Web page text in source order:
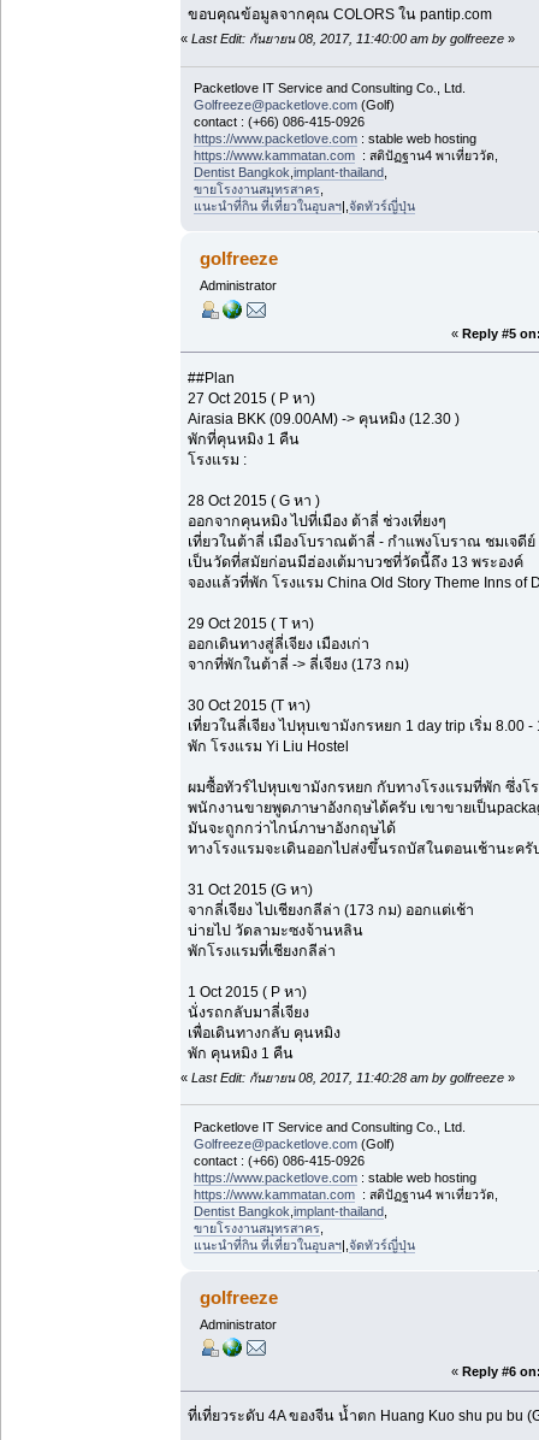
ขอบคุณข้อมูลจากคุณ​ COLORS ใน pantip.com
« Last Edit: กันยายน 08, 2017, 11:40:00 am by golfreeze »
Packetlove IT Service and Consulting Co., Ltd.
Golfreeze@packetlove.com(Golf)
contact : (+66) 086-415-0926
https://www.packetlove.com: stable web hosting
https://www.kammatan.com: สติปัฏฐาน4 พาเที่ยววัด,
Dentist Bangkok,implant-thailand,
ขายโรงงานสมุทรสาคร,
แนะนำที่กิน ที่เที่ยวในอุบลฯ|,จัดทัวร์ญี่ปุ่น
golfreeze
Administrator
« Reply #5
##Plan
27 Oct 2015 ( P หา)
Airasia BKK (09.00AM) -> คุนหมิง (12.30 )
พักที่คุนหมิง 1 คืน
โรงแรม :
28 Oct 2015 ( G หา )
ออกจากคุนหมิง ไปที่เมือง ต้าลี่ ช่วงเที่ยงๆ
เที่ยวในต้าลี่ เมืองโบราณต้าลี่ - กำแพงโบราณ ชมเจ
เป็นวัดที่สมัยก่อนมีฮ่องเต้มาบวชที่วัดนี้ถึง 13 พระองค์
จองแล้วที่พัก โรงแรม China Old Story Theme Inns of
29 Oct 2015 ( T หา)
ออกเดินทางสู่ลี่เจียง เมืองเก่า
จากที่พักในต้าลี่ -> ลี่เจียง (173 กม)
30 Oct 2015 (T หา)
เที่ยวในลี่เจียง ไปหุบเขามังกรหยก 1 day trip เริ่ม 8.00 -
พัก โรงแรม Yi Liu Hostel
ผมซื้อทัวร์ไปหุบเขามังกรหยก กับทางโรงแรมที่พัก ซึ่งโ
พนักงานขายพูดภาษาอังกฤษได้ครับ เขาขายเป็น
มันจะถูกกว่าไกน์ภาษาอังกฤษได้
ทางโรงแรมจะเดินออกไปส่งขึ้นรถบัสในตอนเช้านะครั
31 Oct 2015 (G หา)
จากลี่เจียง ไปเชียงกลีล่า (173 กม) ออกแต่เช้า
บ่ายไป วัดลามะซงจ้านหลิน
พักโรงแรมที่เชียงกลีล่า
1 Oct 2015 ( P หา)
นั่งรถกลับมาลี่เจียง
เพื่อเดินทางกลับ คุนหมิง
พัก คุนหมิง 1 คืน
« Last Edit: กันยายน 08, 2017, 11:40:28 am by golfreeze »
Packetlove IT Service and Consulting Co., Ltd.
Golfreeze@packetlove.com(Golf)
contact : (+66) 086-415-0926
https://www.packetlove.com: stable web hosting
https://www.kammatan.com: สติปัฏฐาน4 พาเที่ยววัด,
Dentist Bangkok implant-thailand,
ขายโรงงานสมุทรสาคร,
แนะนำที่กิน ที่เที่ยวในอุบลฯ|, จัดทัวร์ญี่ปุ่น
golfreeze
Administrator
« Reply #6
ที่เที่ยวระดับ 4A ของจีน น้ำตก Huang Kuo shu pu